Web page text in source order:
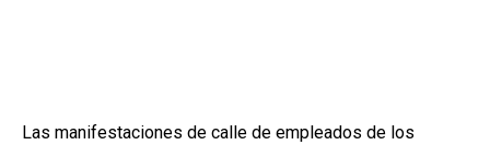
Las manifestaciones de calle de empleados de los